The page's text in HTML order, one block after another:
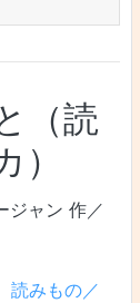
（読
ジャン 作／
読みもの／